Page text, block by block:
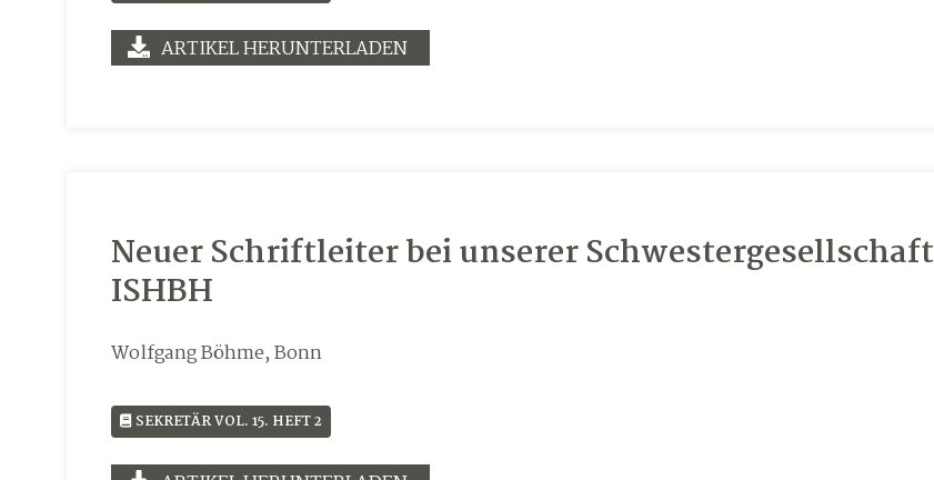
ARTIKEL HERUNTERLADEN
Neuer Schriftleiter bei unserer Schwestergesellschaft
ISHBH
Wolfgang Böhme, Bonn
SEKRETÄR VOL. 15. HEFT 2